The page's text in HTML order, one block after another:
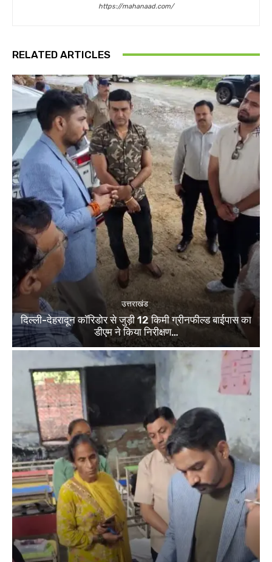
https://mahanaad.com/
RELATED ARTICLES
उत्तराखंड
दिल्ली-देहरादून कॉरिडोर से जुड़ी 12 किमी ग्रीनफील्ड बाईपास का
डीएम ने किया निरीक्षण…